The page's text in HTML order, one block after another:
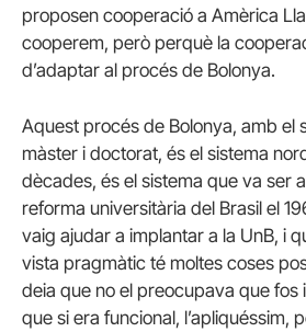
proposen cooperació a Amèrica
cooperem, però perquè la
d’adaptar al procés de Bolonya.
Aquest procés de Bolonya, amb el
màster i doctorat, és el sistema
dècades, és el sistema que va ser
reforma universitària del Brasil el
vaig ajudar a implantar a la UnB, i
vista pragmàtic té moltes coses
deia que no el preocupava que fos
que si era funcional, l’apliquéssim,